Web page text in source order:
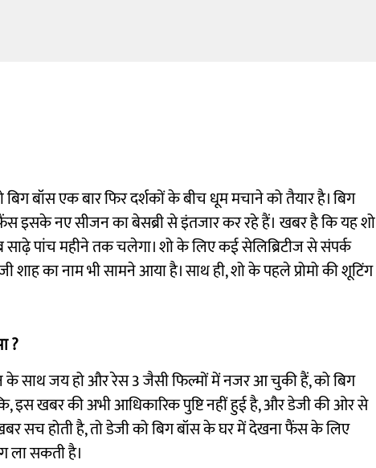
बॉस एक बार फिर दर्शकों के बीच धूम मचाने को तैयार है। बिग
इसके नए सीजन का बेसब्री से इंतजार कर रहे हैं। खबर है कि यह शो
पांच महीने तक चलेगा। शो के लिए कई सेलिब्रिटीज से संपर्क
शाह का नाम भी सामने आया है। साथ ही, शो के पहले प्रोमो की शूटिंग
?
के साथ जय हो और रेस 3 जैसी फिल्मों में नजर आ चुकी हैं, को बिग
इस खबर की अभी आधिकारिक पुष्टि नहीं हुई है, और डेजी की ओर से
सच होती है, तो डेजी को बिग बॉस के घर में देखना फैंस के लिए
ला सकती है।